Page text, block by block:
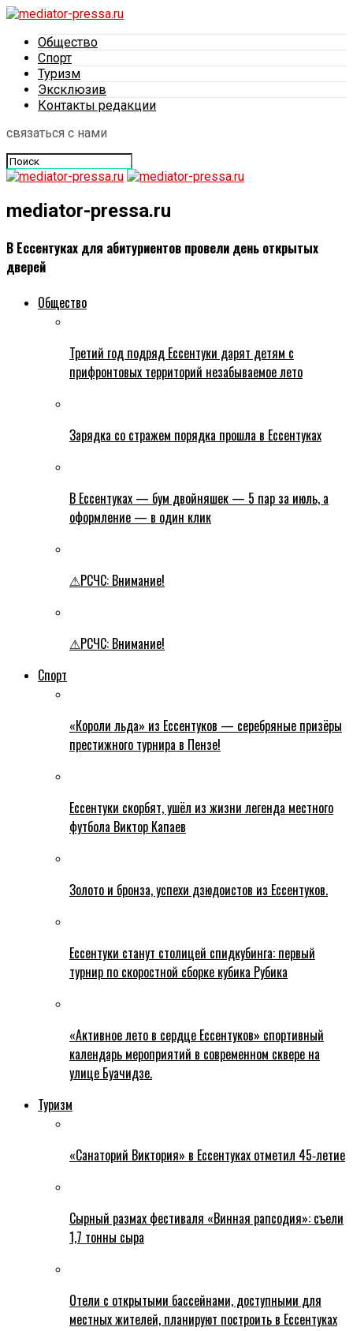
Общество
Спорт
Туризм
Эксклюзив
Контакты редакции
связаться с нами
mediator-pressa.ru
В Ессентуках для абитуриентов провели день открытых
дверей
Общество
Третий год подряд Ессентуки дарят детям с
прифронтовых территорий незабываемое лето
Зарядка со стражем порядка прошла в Ессентуках
В Ессентуках — бум двойняшек — 5 пар за июль, а
оформление — в один клик
⚠РСЧС: Внимание!
⚠РСЧС: Внимание!
Спорт
«Короли льда» из Ессентуков — серебряные призёры
престижного турнира в Пензе!
Ессентуки скорбят, ушёл из жизни легенда местного
футбола Виктор Капаев
Золото и бронза, успехи дзюдоистов из Ессентуков.
Ессентуки станут столицей спидкубинга: первый
турнир по скоростной сборке кубика Рубика
«Активное лето в сердце Ессентуков» спортивный
календарь мероприятий в современном сквере на
улице Буачидзе.
Туризм
«Санаторий Виктория» в Ессентуках отметил 45‑летие
Сырный размах фестиваля «Винная рапсодия»: съели
1,7 тонны сыра
Отели с открытыми бассейнами, доступными для
местных жителей, планируют построить в Ессентуках